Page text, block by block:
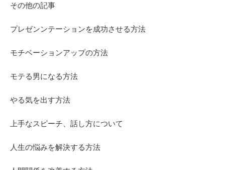
その他の記事
プレゼンンテーションを成功させる方法
モチベーションアップの方法
モテる男になる方法
やる気を出す方法
上手なスピーチ、話し方について
人生の悩みを解決する方法